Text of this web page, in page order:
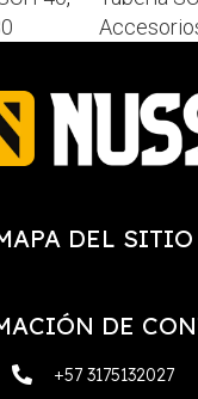
DEL SITIO
DE
+57 3175132027